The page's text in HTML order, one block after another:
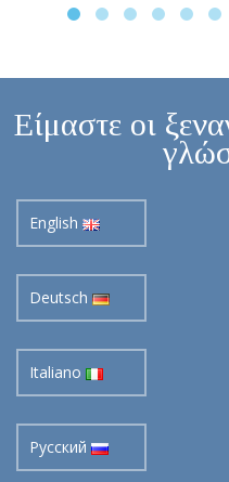
Είμαστε οι
English
Deutsch
Italiano
Pусский